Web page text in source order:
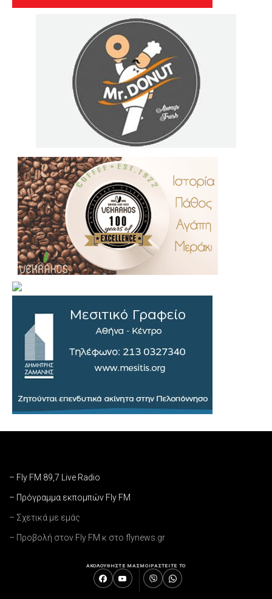
– Fly FM 89,7 Live Radio
– Πρόγραμμα εκπομπών Fly FM
– Σχετικά με εμάς
– Προβολή στον Fly FM κ στο flynews.gr
ΑΚΟΛΟΥΘΗΣΤΕ ΜΑΣΜΟΙΡΑΣΤΕΙΤΕ ΤΟ